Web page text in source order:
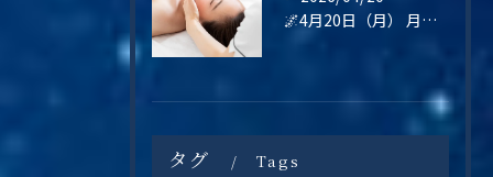
🌌4月20日（月） 月曜日は、“整えてから始める”という選択を🌿
タグ Tags